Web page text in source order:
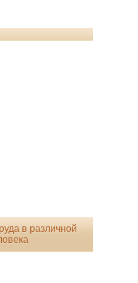
в различной